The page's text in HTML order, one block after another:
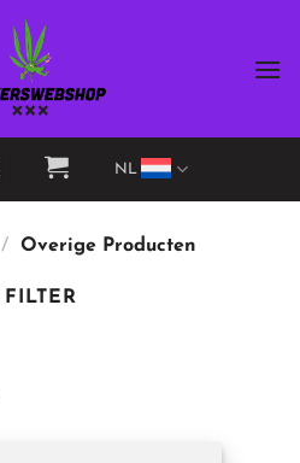
NL
/ Overige Producten
FILTER